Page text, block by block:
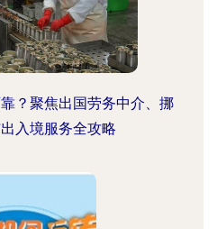
？聚焦出国劳务中介、挪
入境服务全攻略